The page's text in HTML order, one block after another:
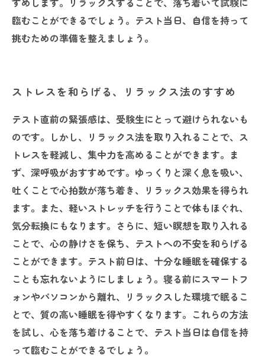
臨むことができるでしょう。テスト当日、自信を持って
挑むための準備を整えましょう。
ストレスを和らげる、リラックス法のすすめ
テスト直前の緊張感は、受験生にとって避けられないも
のです。しかし、リラックス法を取り入れることで、ス
トレスを軽減し、集中力を高めることができます。ま
ず、深呼吸がおすすめです。ゆっくりと深く息を吸い、
吐くことで心拍数が落ち着き、リラックス効果を得られ
ます。また、軽いストレッチを行うことで体もほぐれ、
気分転換にもなります。さらに、短い瞑想を取り入れる
ことで、心の静けさを保ち、テストへの不安を和らげる
ことができます。テスト前日は、十分な睡眠を確保する
ことも忘れないようにしましょう。寝る前にスマートフ
ォンやパソコンから離れ、リラックスした環境で眠るこ
とで、質の高い睡眠を得やすくなります。これらの方法
を試し、心を落ち着けることで、テスト当日は自信を持
って臨むことができるでしょう。